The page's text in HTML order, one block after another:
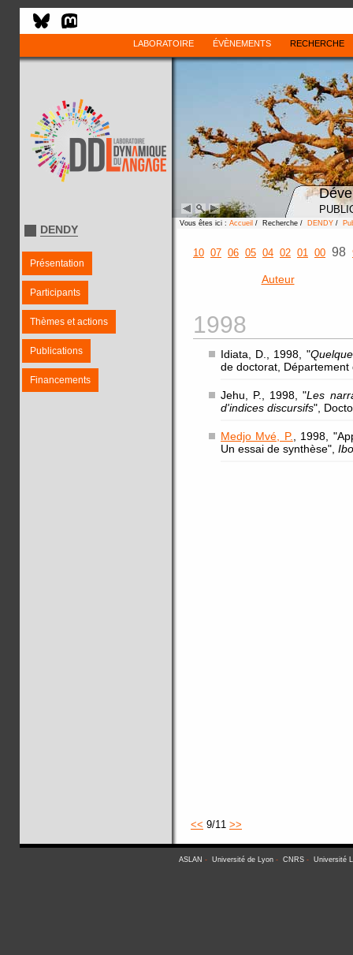
LABORATOIRE ÉVÈNEMENTS RECHERCHE
DENDY
Présentation
Participants
Thèmes et actions
Publications
Financements
Vous êtes ici : Accueil / Recherche / DENDY /
10 07 06 05 04 02 01 00 98
Auteur
1998
Idiata, D., 1998, "
de doctorat, Département
Jehu, P., 1998, "Les
d'indices discursifs",
Medjo Mvé, P.
, 1998,
Un essai de synthèse",
<< 9/11 >>
ASLAN - Université de Lyon- CNRS- Université